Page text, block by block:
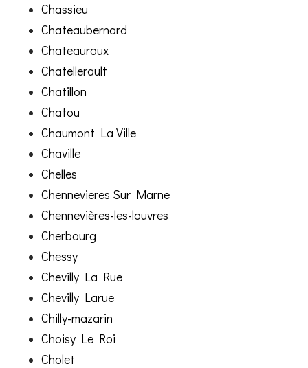
Chassieu
Chateaubernard
Chateauroux
Chatellerault
Chatillon
Chatou
Chaumont La Ville
Chaville
Chelles
Chennevieres Sur Marne
Chennevières-les-louvres
Cherbourg
Chessy
Chevilly La Rue
Chevilly Larue
Chilly-mazarin
Choisy Le Roi
Cholet